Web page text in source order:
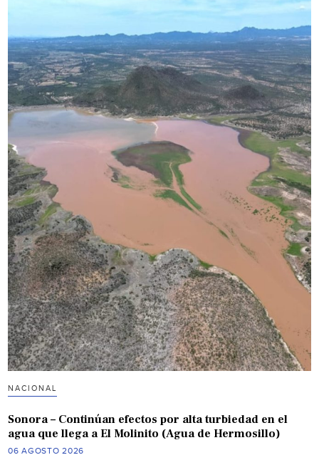
NACIONAL
Sonora – Continúan efectos por alta turbiedad en el
agua que llega a El Molinito (Agua de Hermosillo)
06 AGOSTO 2026